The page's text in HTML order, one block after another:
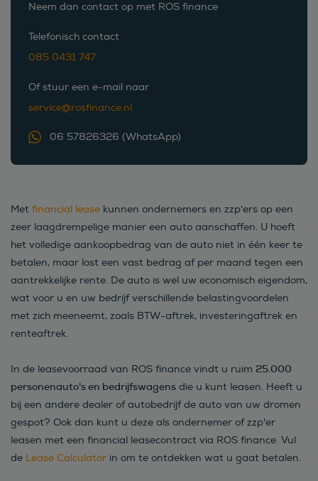
Neem dan contact op met ROS finance
Telefonisch contact
085 0431 747
Of stuur een e-mail naar
service@rosfinance.nl
06 57826326 (WhatsApp)
Met financial lease kunnen ondernemers en zzp'ers op een
zeer laagdrempelige manier een auto aanschaffen. U hoeft
het volledige aankoopbedrag van de auto niet in één keer te
betalen, maar lost een vast bedrag af per maand tegen een
aantrekkelijke rente. De auto is wel uw economisch eigendom,
wat voor u en uw bedrijf verschillende belastingvoordelen
met zich meeneemt, zoals BTW-aftrek, investeringaftrek en
renteaftrek.
In de leasevoorraad van ROS finance vindt u ruim 25.000
personenauto's en bedrijfswagens die u kunt leasen. Heeft u
bij een andere dealer of autobedrijf de auto van uw dromen
gespot? Ook dan kunt u deze als ondernemer of zzp'er
leasen met een financial leasecontract via ROS finance. Vul
de Lease Calculator in om te ontdekken wat u gaat betalen.